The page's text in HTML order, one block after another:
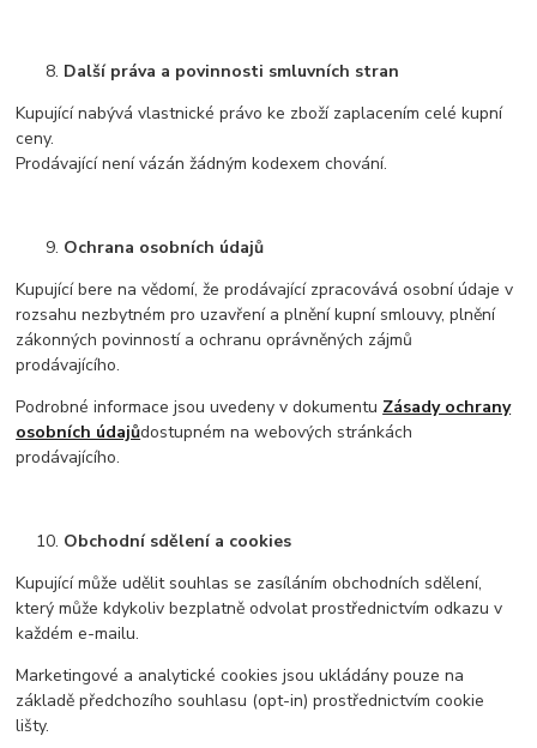
Další práva a povinnosti smluvních stran
Kupující nabývá vlastnické právo ke zboží zaplacením celé kupní
ceny.
Prodávající není vázán žádným kodexem chování.
Ochrana osobních údajů
Kupující bere na vědomí, že prodávající zpracovává osobní údaje v
rozsahu nezbytném pro uzavření a plnění kupní smlouvy, plnění
zákonných povinností a ochranu oprávněných zájmů
prodávajícího.
Podrobné informace jsou uvedeny v dokumentu Zásady ochrany
osobních údajůdostupném na webových stránkách
prodávajícího.
Obchodní sdělení a cookies
Kupující může udělit souhlas se zasíláním obchodních sdělení,
který může kdykoliv bezplatně odvolat prostřednictvím odkazu v
každém e-mailu.
Marketingové a analytické cookies jsou ukládány pouze na
základě předchozího souhlasu (opt-in) prostřednictvím cookie
lišty.